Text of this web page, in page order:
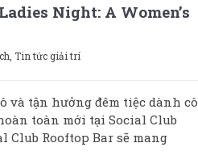
Night: A Women’s
Tin tức giải trí
và tận hưởng đêm tiệc dành cô
toàn mới tại Social Club
Club Rooftop Bar sẽ mang